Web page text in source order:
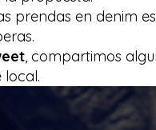
prendas en denim
, compartimos
local.